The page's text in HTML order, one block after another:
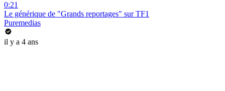
0:21
Le générique de "Grands reportages" sur TF1
Puremedias
il y a 4 ans